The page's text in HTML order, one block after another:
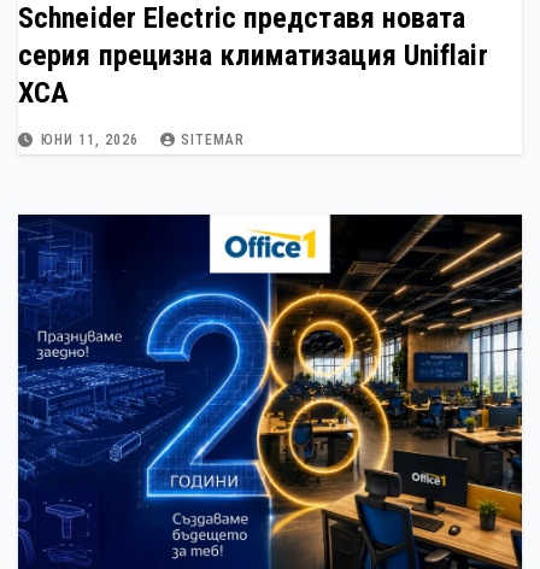
Schneider Electric представя новата
серия прецизна климатизация Uniflair
XCA
ЮНИ 11, 2026 SITEMAR